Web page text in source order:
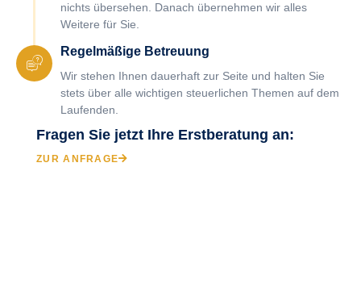
nichts übersehen. Danach übernehmen wir alles
Weitere für Sie.
Regelmäßige Betreuung
Wir stehen Ihnen dauerhaft zur Seite und halten Sie
stets über alle wichtigen steuerlichen Themen auf dem
Laufenden.
Fragen Sie jetzt Ihre Erstberatung an:
ZUR ANFRAGE